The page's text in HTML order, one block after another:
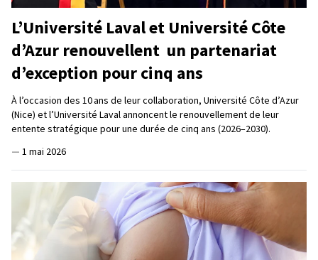
L’Université Laval et Université Côte
d’Azur renouvellent un partenariat
d’exception pour cinq ans
À l’occasion des 10 ans de leur collaboration, Université Côte d’Azur
(Nice) et l’Université Laval annoncent le renouvellement de leur
entente stratégique pour une durée de cinq ans (2026–2030).
— 1 mai 2026